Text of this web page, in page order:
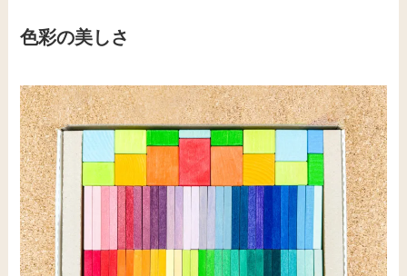
色彩の美しさ